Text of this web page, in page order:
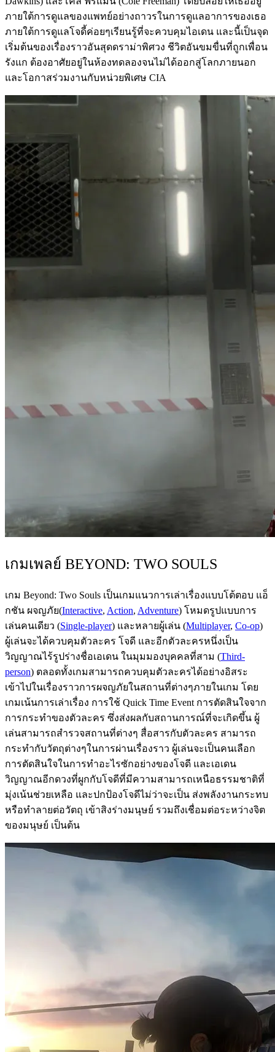
ภายใต้การดูแลของแพทย์อย่างถาวรในการดูแลอาการของเธอ
ภายใต้การดูแลโจดี้ค่อยๆเรียนรู้ที่จะควบคุมไอเดน และนี้เป็นจุด
เริ่มต้นของเรื่องราวอันสุดดราม่าพิศวง ชีวิตอันขมขื่นที่ถูกเพื่อน
รังแก ต้องอาศัยอยู่ในห้องทดลองจนไม่ได้ออกสู่โลกภายนอก
และโอกาสร่วมงานกับหน่วยพิเศษ CIA
เกมเพลย์ BEYOND: TWO SOULS
เกม Beyond: Two Souls เป็นเกมแนวการเล่าเรื่องแบบโต้ตอบ แอ็
กชัน ผจญภัย(Interactive, Action, Adventure) โหมดรูปแบบการ
เล่นคนเดียว (Single-player) และหลายผู้เล่น (Multiplayer, Co-op)
ผู้เล่นจะได้ควบคุมตัวละคร โจดี และอีกตัวละครหนึ่งเป็น
วิญญาณไร้รูปร่างชื่อเอเดน ในมุมมองบุคคลที่สาม (Third-
person) ตลอดทั้งเกมสามารถควบคุมตัวละครได้อย่างอิสระ
เข้าไปในเรื่องราวการผจญภัยในสถานที่ต่างๆภายในเกม โดย
เกมเน้นการเล่าเรื่อง การใช้ Quick Time Event การตัดสินใจจาก
การกระทำของตัวละคร ซึ่งส่งผลกับสถานการณ์ที่จะเกิดขึ้น ผู้
เล่นสามารถสำรวจสถานที่ต่างๆ สื่อสารกับตัวละคร สามารถ
กระทำกับวัตถุต่างๆในการผ่านเรื่องราว ผู้เล่นจะเป็นคนเลือก
การตัดสินใจในการทำอะไรซักอย่างของโจดี และเอเดน
วิญญาณอีกดวงที่ผูกกับโจดีที่มีความสามารถเหนือธรรมชาติที่
มุ่งเน้นช่วยเหลือ และปกป้องโจดีไม่ว่าจะเป็น ส่งพลังงานกระทบ
หรือทำลายต่อวัตถุ เข้าสิงร่างมนุษย์ รวมถึงเชื่อมต่อระหว่างจิต
ของมนุษย์ เป็นต้น